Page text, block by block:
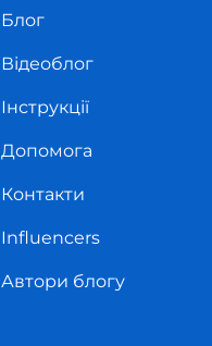
Блог
Відеоблог
Інструкції
Допомога
Контакти
Influencers
Автори блогу